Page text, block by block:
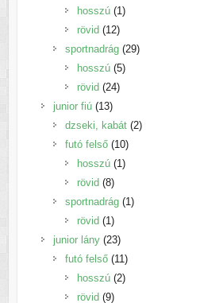
termék
hosszú 1 1
rövid 1212
termék
sportnadrág 2929
hosszú 55
rövid 2424
junior fiú 1313
termék
dzseki, kabát 22
futó felső 1010
termék
hosszú 1 1
rövid 88
termék
sportnadrág 1 1
rövid 1 1
termék
junior lány 2323
termék
futó felső 11 11
termék
hosszú 22
rövid 99